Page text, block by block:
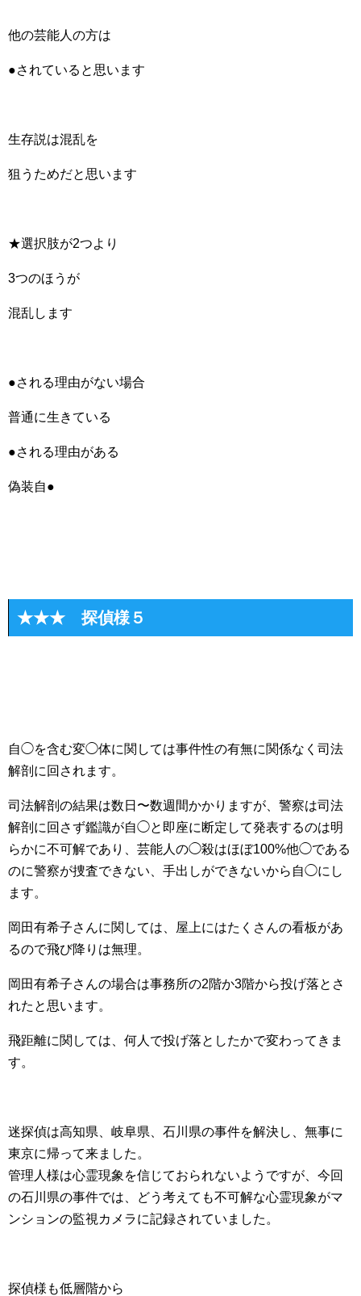
他の芸能人の方は
●されていると思います
生存説は混乱を
狙うためだと思います
★選択肢が2つより
3つのほうが
混乱します
●される理由がない場合
普通に生きている
●される理由がある
偽装自●
★★★ 探偵様５
自◯を含む変◯体に関しては事件性の有無に関係なく司法
解剖に回されます。
司法解剖の結果は数日〜数週間かかりますが、警察は司法
解剖に回さず鑑識が自◯と即座に断定して発表するのは明
らかに不可解であり、芸能人の◯殺はほぼ100%他◯である
のに警察が捜査できない、手出しができないから自◯にし
ます。
岡田有希子さんに関しては、屋上にはたくさんの看板があ
るので飛び降りは無理。
岡田有希子さんの場合は事務所の2階か3階から投げ落とさ
れたと思います。
飛距離に関しては、何人で投げ落としたかで変わってきま
す。
迷探偵は高知県、岐阜県、石川県の事件を解決し、無事に
東京に帰って来ました。
管理人様は心霊現象を信じておられないようですが、今回
の石川県の事件では、どう考えても不可解な心霊現象がマ
ンションの監視カメラに記録されていました。
探偵様も低層階から